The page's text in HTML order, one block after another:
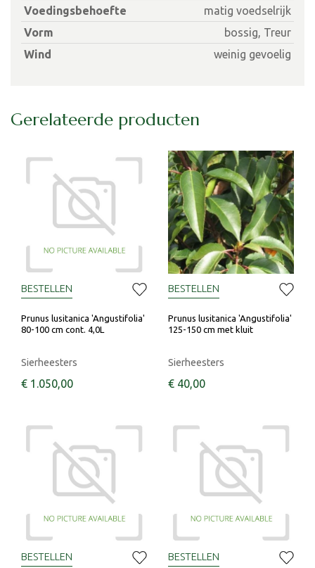
Voedingsbehoefte
matig voedselrijk
Vorm
bossig, Treur
Wind
weinig gevoelig
Gerelateerde producten
Prunus lusitanica 'Angustifolia'
80-100 cm cont. 4,0L
Sierheesters
€ 1.050,00
BESTELLEN
Prunus lusitanica 'Angustifolia'
125-150 cm met kluit
Sierheesters
€ 40,00
BESTELLEN
BESTELLEN BESTELLEN